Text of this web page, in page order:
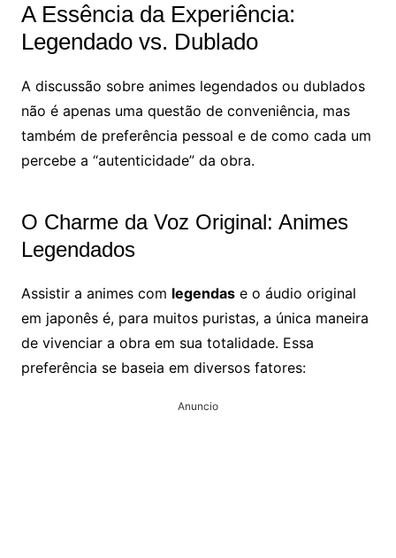
A Essência da Experiência:
Legendado vs. Dublado
A discussão sobre animes legendados ou dublados
não é apenas uma questão de conveniência, mas
também de preferência pessoal e de como cada um
percebe a “autenticidade” da obra.
O Charme da Voz Original: Animes
Legendados
Assistir a animes com legendase o áudio original
em japonês é, para muitos puristas, a única maneira
de vivenciar a obra em sua totalidade. Essa
preferência se baseia em diversos fatores:
Anuncio